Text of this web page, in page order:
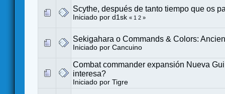
Scythe, después de tanto tiempo que os
Iniciado por d1sk « 1 2 »
Sekigahara o Commands & Colors:
Iniciado por Cancuino
Combat commander expansión Nueva
interesa?
Iniciado por Tigre